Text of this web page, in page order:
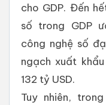
cho GDP. Đến
số trong GDP
công nghệ số
ngạch xuất
132 tỷ USD.
Tuy nhiên,